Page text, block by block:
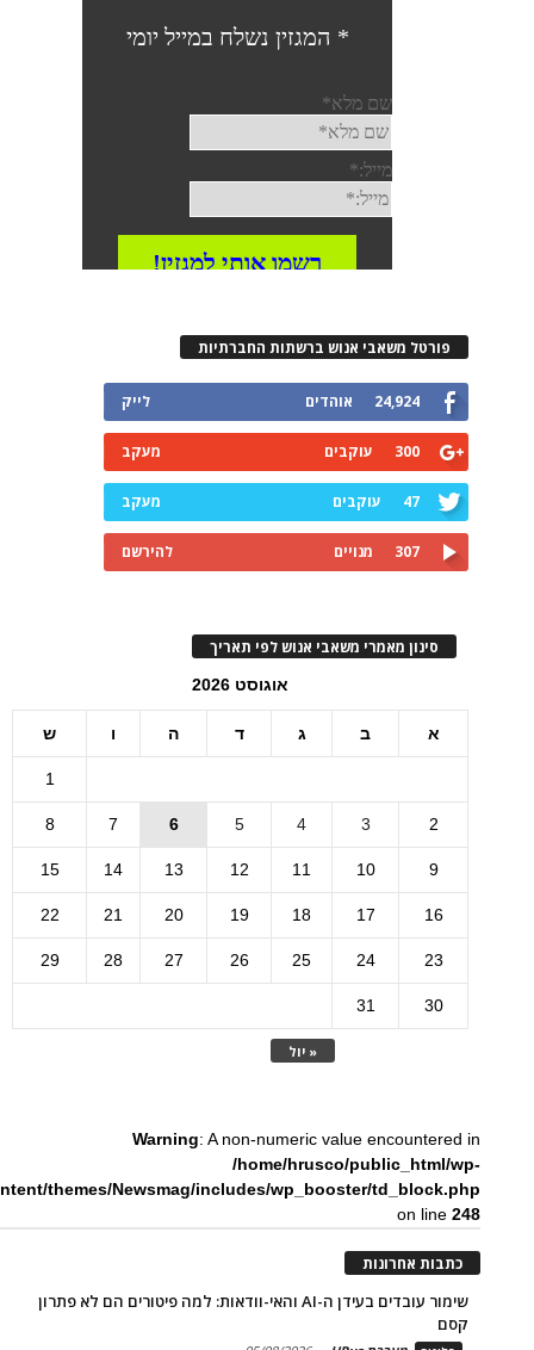
פורטל משאבי אנוש ברשתות החברתיות
24,924 אוהדים לייק
300 עוקבים מעקב
47 עוקבים מעקב
307 מנויים להירשם
סינון מאמרי משאבי אנוש לפי תאריך
אוגוסט 2026
א ב ג ד ה ו ש
« יול
1
2
3
4
5
6
7
8
9
10
11
12
13
14
15
16
17
18
19
20
21
22
23
24
25
26
27
28
29
30
31
Warning: A non-numeric value encountered in
/home/hrusco/public_html/wp-
themes/Newsmag/includes/wp_booster/td_block.php
on line248
כתבות אחרונות
שימור עובדים בעידן ה-AI והאי-וודאות: למה פיטורים הם לא פתרון
קסם